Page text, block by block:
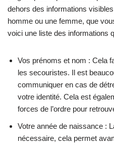
dehors des informations
homme ou une femme, que
voici une liste des informations
Vos prénoms et nom : Cela
les secouristes. Il est
communiquer en cas de
votre identité. Cela est
forces de l’ordre pour
Votre année de naissance :
nécessaire, cela permet